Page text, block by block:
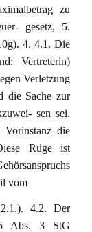
zu
gesetz, 5.
4. 4.1. Die
Vertreterin)
Verletzung
die Sache zur
sen sei.
die
Rüge ist
vom
4.2. Der
Abs. 3 StG